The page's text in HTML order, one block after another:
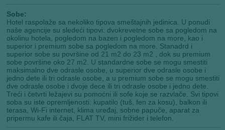
Sobe:
Hotel raspolaže sa nekoliko tipova smeštajnih jedinica. U ponudi
naše agencije su sledeći tipovi: dvokrevetne sobe sa pogledom na
okolinu hotela, pogledom na bazen i pogledom na more, kao i
superior i premium sobe sa pogledom na more. Stanadrd i
superior sobe su površine od 21 m2 do 23 m2 , dok su premium
sobe površine oko 27 m2. U standardne sobe se mogu smestiti
maksimalno dve odrasle osobe, u superior dve odrasle osobe i
jedno dete ili tri odrasle osobe, a u premium sobe se mogu smestiti
dve odrasle osobe i dvoje dece ili tri odrasle osobe i jedno dete.
Treći i četvrti ležajevi su pomoćni ili sofe koje se razvlače. Svi tipovi
soba su iste opremljenosti: kupatilo (tuš, fen za kosu), balkon ili
terasa, Wi-Fi internet, klima uređaj, sobne papuče, aparat za
pripermu kafe ili čaja, FLAT TV, mini frižider i telefon.